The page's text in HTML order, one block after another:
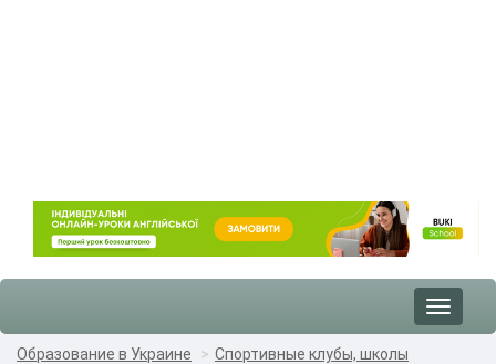
Toggle
Образование в Украине
Спортивные клубы, школы